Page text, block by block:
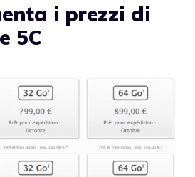
i prezzi di
5C